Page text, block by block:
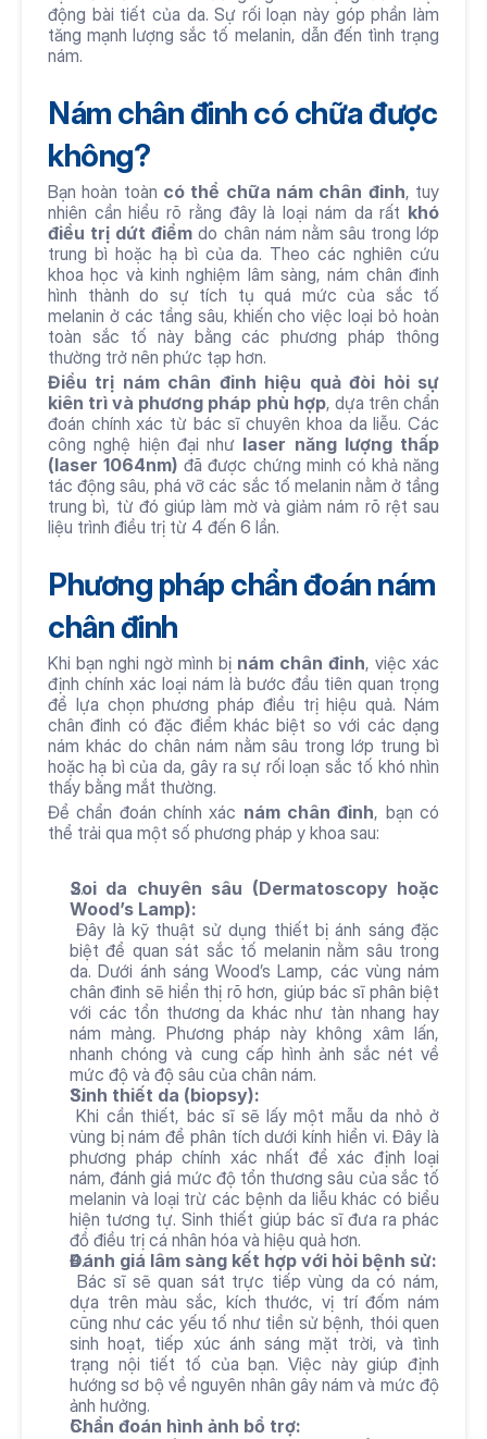
động bài tiết của da. Sự rối loạn này góp phần làm
tăng mạnh lượng sắc tố melanin, dẫn đến tình trạng
nám.
Nám chân đinh có chữa được
không?
Bạn hoàn toàn có thể chữa nám chân đinh, tuy
nhiên cần hiểu rõ rằng đây là loại nám da rất khó
điều trị dứt điểm do chân nám nằm sâu trong lớp
trung bì hoặc hạ bì của da. Theo các nghiên cứu
khoa học và kinh nghiệm lâm sàng, nám chân đinh
hình thành do sự tích tụ quá mức của sắc tố
melanin ở các tầng sâu, khiến cho việc loại bỏ hoàn
toàn sắc tố này bằng các phương pháp thông
thường trở nên phức tạp hơn.
Điều trị nám chân đinh hiệu quả đòi hỏi sự
kiên trì và phương pháp phù hợp, dựa trên chẩn
đoán chính xác từ bác sĩ chuyên khoa da liễu. Các
công nghệ hiện đại như laser năng lượng thấp
(laser 1064nm) đã được chứng minh có khả năng
tác động sâu, phá vỡ các sắc tố melanin nằm ở tầng
trung bì, từ đó giúp làm mờ và giảm nám rõ rệt sau
liệu trình điều trị từ 4 đến 6 lần.
Phương pháp chẩn đoán nám
chân đinh
Khi bạn nghi ngờ mình bị nám chân đinh, việc xác
định chính xác loại nám là bước đầu tiên quan trọng
để lựa chọn phương pháp điều trị hiệu quả. Nám
chân đinh có đặc điểm khác biệt so với các dạng
nám khác do chân nám nằm sâu trong lớp trung bì
hoặc hạ bì của da, gây ra sự rối loạn sắc tố khó nhìn
thấy bằng mắt thường.
Để chẩn đoán chính xác nám chân đinh, bạn có
thể trải qua một số phương pháp y khoa sau:
Soi da chuyên sâu (Dermatoscopy hoặc
Wood’s Lamp):
Đây là kỹ thuật sử dụng thiết bị ánh sáng đặc
biệt để quan sát sắc tố melanin nằm sâu trong
da. Dưới ánh sáng Wood’s Lamp, các vùng nám
chân đinh sẽ hiển thị rõ hơn, giúp bác sĩ phân biệt
với các tổn thương da khác như tàn nhang hay
nám mảng. Phương pháp này không xâm lấn,
nhanh chóng và cung cấp hình ảnh sắc nét về
mức độ và độ sâu của chân nám.
Sinh thiết da (biopsy):
Khi cần thiết, bác sĩ sẽ lấy một mẫu da nhỏ ở
vùng bị nám để phân tích dưới kính hiển vi. Đây là
phương pháp chính xác nhất để xác định loại
nám, đánh giá mức độ tổn thương sâu của sắc tố
melanin và loại trừ các bệnh da liễu khác có biểu
hiện tương tự. Sinh thiết giúp bác sĩ đưa ra phác
đồ điều trị cá nhân hóa và hiệu quả hơn.
Đánh giá lâm sàng kết hợp với hỏi bệnh sử:
dựa trên màu sắc, kích thước, vị trí đốm nám
cũng như các yếu tố như tiền sử bệnh, thói quen
sinh hoạt, tiếp xúc ánh sáng mặt trời, và tình
trạng nội tiết tố của bạn. Việc này giúp định
hướng sơ bộ về nguyên nhân gây nám và mức độ
ảnh hưởng.
Chẩn đoán hình ảnh bổ trợ: